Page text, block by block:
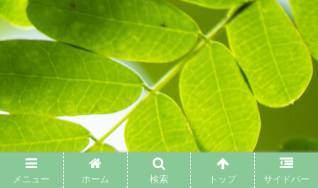
メニュー ホーム 検索 トップ サイドバー